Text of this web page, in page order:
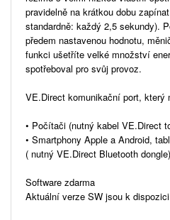
pravidelně na krátkou dobu
standardně: každý 2,5 sekundy).
předem nastavenou hodnotu,
funkci ušetříte velké množství
spotřeboval pro svůj provoz.
VE.Direct komunikační port, který
• Počítači (nutný kabel VE.Direct
• Smartphony Apple a Android,
( nutný VE.Direct Bluetooth dongle)
Software zdarma
Aktuální verze SW jsou k